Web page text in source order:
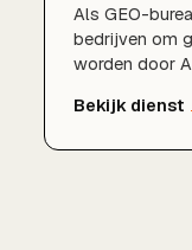
Als GEO-
bedrijven om
worden door